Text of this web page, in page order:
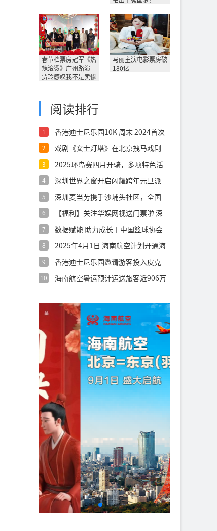
春节档票房冠军《热
辣滚烫》广州路演
贾玲感叹我不是卖惨
马丽主演电影票房破
180亿
阅读排行
1 香港迪士尼乐园10K 周末 2024首次
2
戏剧《女士灯塔》在北京拽马戏剧
3
2025环岛赛四月开骑，多项特色活
4
深圳世界之窗开启闪耀跨年元旦派
5
深圳麦当劳携手沙埔头社区，全国
6
【福利】关注华娱网视送门票啦 深
7
数据赋能 助力成长丨中国篮球协会
8
2025年4月1日 海南航空计划开通海
9
香港迪士尼乐园邀请游客投入皮克
10
海南航空暑运预计运送旅客近906万